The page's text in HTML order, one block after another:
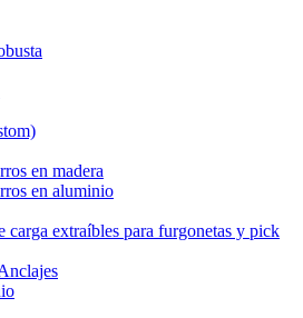
en madera
en aluminio
carga extraíbles para furgonetas y pick